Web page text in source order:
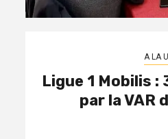
A LA
Ligue 1 Mobilis
par la VAR